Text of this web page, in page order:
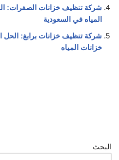
شركة تنظيف خزانات الصفرات:
المياه في السعودية
شركة تنظيف خزانات برابغ: الحل
خزانات المياه
البحث